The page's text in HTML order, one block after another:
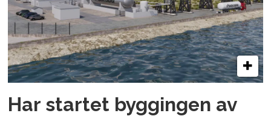
Har startet byggingen av